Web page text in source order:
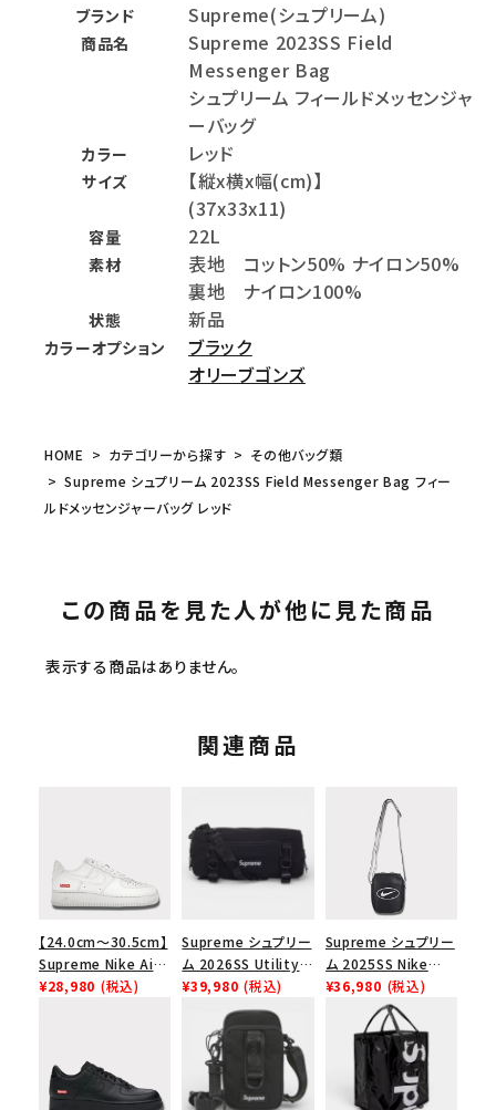
ブランド Supreme(シュプリーム)
商品名
Supreme 2023SS Field
Messenger Bag
シュプリーム フィールドメッセンジャ
ーバッグ
カラー レッド
サイズ
【縦x横x幅(cm)】
(37x33x11)
容量 22L
素材
表地 コットン50% ナイロン50%
裏地 ナイロン100%
状態 新品
カラーオプション
ブラック
オリーブゴンズ
HOME カテゴリーから探す
その他バッグ類
Supreme シュプリーム 2023SS Field Messenger Bag フィー
ルドメッセンジャーバッグ レッド
この商品を見た人が他に見た商品
表示する商品はありません。
関連商品
【24.0cm～30.5cm】
Supreme Nike Air
Force 1 Low シュプ
¥28,980 (税込)
Supreme シュプリー
ム 2026SS Utility
Bag ユーティリティ
バッグ ブラック
¥39,980 (税込)
Supreme シュプリー
ム 2025SS Nike
Leather Shoulder
Bag ナイキレザーシ
ョルダーバッグ ブラッ
¥36,980 (税込)